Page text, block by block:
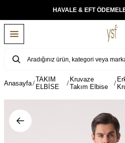
HAVALE & EFT
Anasayfa TAKIM
ELBİSE
Kruvaze
Takım Elbise